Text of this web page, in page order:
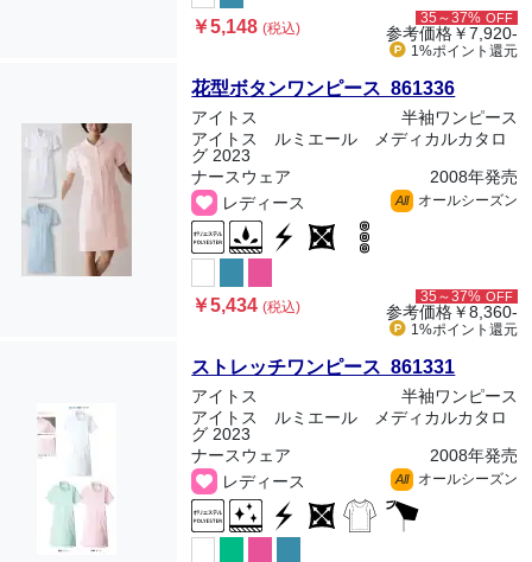
￥5,148(税込)
35～37% OFF
参考価格￥7,920-
1%ポイント 還元
花型ボタンワンピース 861336
アイトス
半袖ワンピース
アイトス ルミエール メディカルカタロ
グ 2023
ナースウェア
2008年発売
レディース
All オールシーズン
￥5,434(税込)
35～37% OFF
参考価格￥8,360-
1%ポイント 還元
ストレッチワンピース 861331
アイトス
半袖ワンピース
アイトス ルミエール メディカルカタロ
グ 2023
ナースウェア
2008年発売
レディース
All オールシーズン